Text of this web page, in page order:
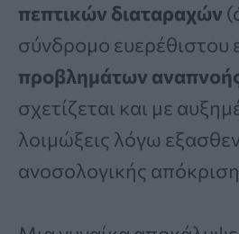
πεπτικών διαταραχών
σύνδρομο ευερέθιστου
προβλημάτων
σχετίζεται και με
λοιμώξεις λόγω
ανοσολογικής